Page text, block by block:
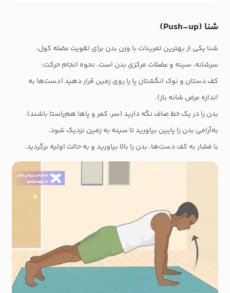
شنا (Push-up)
شنا یکی از بهترین تمرینات با وزن بدن برای تقویت عضله کول،
سرشانه، سینه و عضلات مرکزی بدن است. نحوه انجام حرکت:
کف دستان و نوک انگشتان پا را روی زمین قرار دهید (دست‌ها به
اندازه عرض شانه باز).
بدن را در یک خط صاف نگه دارید (سر، کمر و پاها هم‌راستا باشند).
به‌آرامی بدن را پایین بیاورید تا سینه به زمین نزدیک شود.
با فشار به کف دست‌ها، بدن را بالا بیاورید و به حالت اولیه برگردید.